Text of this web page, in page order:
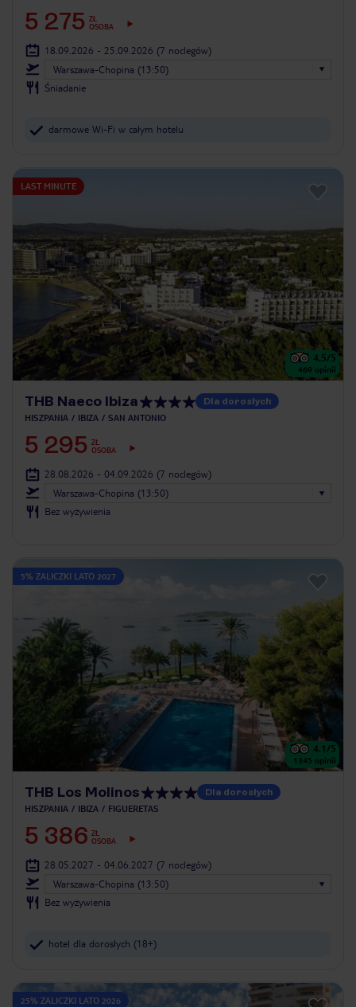
5 275 ZŁ
OSOBA
18.09.2026 - 25.09.2026 (7 noclegów)
Warszawa-Chopina (13:50)
Śniadanie
darmowe Wi-Fi w całym hotelu
LAST MINUTE
4.5/5
469 opinii
THB Naeco Ibiza Dla dorosłych
HISZPANIA IBIZA SAN ANTONIO
5 295 ZŁ
OSOBA
28.08.2026 - 04.09.2026 (7 noclegów)
Warszawa-Chopina (13:50)
Bez wyżywienia
5% ZALICZKI LATO 2027
4.1/5
1345 opinii
THB Los Molinos Dla dorosłych
HISZPANIA IBIZA FIGUERETAS
5 386 ZŁ
OSOBA
28.05.2027 - 04.06.2027 (7 noclegów)
Warszawa-Chopina (13:50)
Bez wyżywienia
hotel dla dorosłych (18+)
25% ZALICZKI LATO 2026